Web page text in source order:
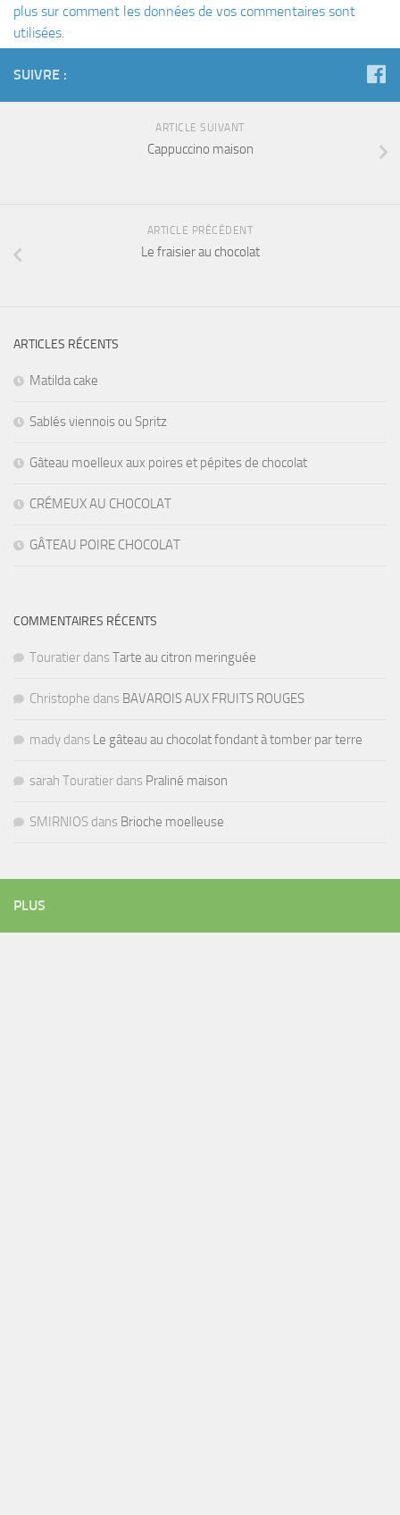
plus sur comment les données de vos commentaires sont
utilisées.
SUIVRE :
ARTICLE SUIVANT
Cappuccino maison
ARTICLE PRÉCÉDENT
Le fraisier au chocolat
ARTICLES RÉCENTS
Matilda cake
Sablés viennois ou Spritz
Gâteau moelleux aux poires et pépites de chocolat
CRÉMEUX AU CHOCOLAT
GÂTEAU POIRE CHOCOLAT
COMMENTAIRES RÉCENTS
Touratier dans Tarte au citron meringuée
Christophe dans BAVAROIS AUX FRUITS ROUGES
mady dans Le gâteau au chocolat fondant à tomber par terre
sarah Touratier dans Praliné maison
SMIRNIOS dans Brioche moelleuse
PLUS